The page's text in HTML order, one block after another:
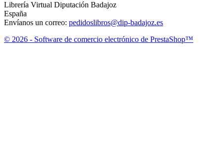
Librería Virtual Diputación Badajoz
España
Envíanos un correo: pedidoslibros@dip-badajoz.es
© 2026 - Software de comercio electrónico de PrestaShop™